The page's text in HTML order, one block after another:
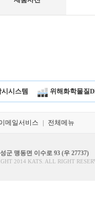
시스템 위해화학물질
메일서비스 전체메뉴
군 맹동면 이수로 93 (우 27737)
2014 KATS. ALL RIGHT